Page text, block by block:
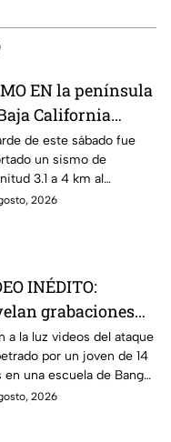
EN la península
California
San José del
de este sábado fue
un sismo de
3.1 a 4 km al
de San José del
2026
INÉDITO:
grabaciones
escolar que
múltiples víctimas
a la luz videos del ataque
por un joven de 14
en una escuela de Bang
Tailandia. El saldo es de
2026